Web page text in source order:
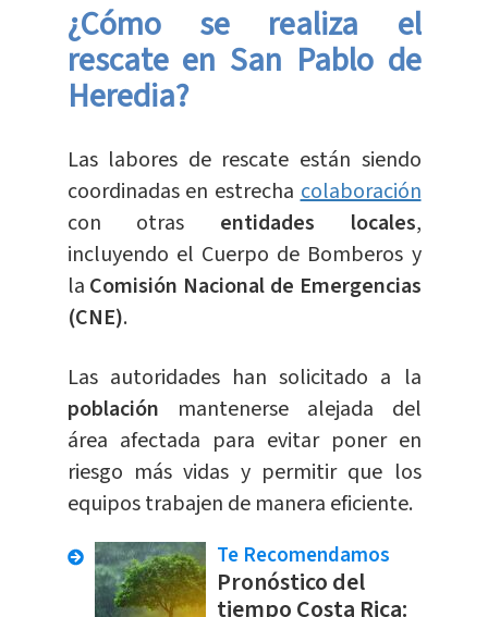
¿Cómo se realiza el
rescate en San Pablo de
Heredia?
Las labores de rescate están siendo
coordinadas en estrechacolaboración
con otras entidades locales,
incluyendo el Cuerpo de Bomberos y
la Comisión Nacional de Emergencias
(CNE).
Las autoridades han solicitado a la
población mantenerse alejada del
área afectada para evitar poner en
riesgo más vidas y permitir que los
equipos trabajen de manera eficiente.
Te Recomendamos
Pronóstico del
tiempo Costa Rica: